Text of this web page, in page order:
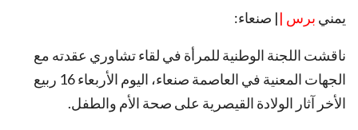
يمني برس || صنعاء:
ناقشت اللجنة الوطنية للمرأة في لقاء تشاوري عقدته مع
الجهات المعنية في العاصمة صنعاء، اليوم الأربعاء 16 ربيع
الأخر آثار الولادة القيصرية على صحة الأم والطفل.